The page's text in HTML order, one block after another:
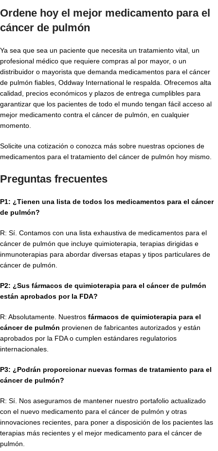
Ordene hoy el mejor medicamento para el
cáncer de pulmón
Ya sea que sea un paciente que necesita un tratamiento vital, un
profesional médico que requiere compras al por mayor, o un
distribuidor o mayorista que demanda medicamentos para el cáncer
de pulmón fiables, Oddway International le respalda. Ofrecemos alta
calidad, precios económicos y plazos de entrega cumplibles para
garantizar que los pacientes de todo el mundo tengan fácil acceso al
mejor medicamento contra el cáncer de pulmón, en cualquier
momento.
Solicite una cotización o conozca más sobre nuestras opciones de
medicamentos para el tratamiento del cáncer de pulmón hoy mismo.
Preguntas frecuentes
P1: ¿Tienen una lista de todos los medicamentos para el cáncer
de pulmón?
R: Sí. Contamos con una lista exhaustiva de medicamentos para el
cáncer de pulmón que incluye quimioterapia, terapias dirigidas e
inmunoterapias para abordar diversas etapas y tipos particulares de
cáncer de pulmón.
P2: ¿Sus fármacos de quimioterapia para el cáncer de pulmón
están aprobados por la FDA?
R: Absolutamente. Nuestros fármacos de quimioterapia para el
cáncer de pulmón provienen de fabricantes autorizados y están
aprobados por la FDA o cumplen estándares regulatorios
internacionales.
P3: ¿Podrán proporcionar nuevas formas de tratamiento para el
cáncer de pulmón?
R: Sí. Nos aseguramos de mantener nuestro portafolio actualizado
con el nuevo medicamento para el cáncer de pulmón y otras
innovaciones recientes, para poner a disposición de los pacientes las
terapias más recientes y el mejor medicamento para el cáncer de
pulmón.